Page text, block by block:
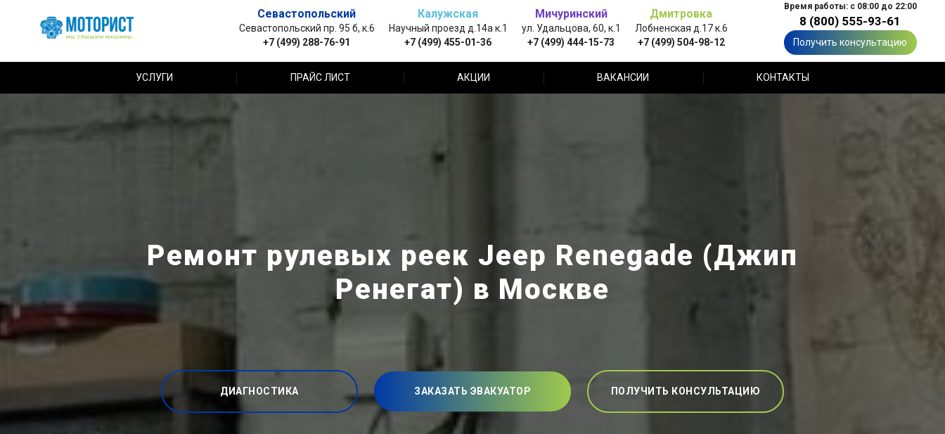
Севастопольский
Севастопольский пр. 95 б, к.6
+7 (499) 288-76-91
Калужская
Научный проезд д.14а к.1
+7 (499) 455-01-36
Мичуринский
ул. Удальцова, 60, к.1
+7 (499) 444-15-73
Дмитровка
Лобненская д.17 к.6
+7 (499) 504-98-12
Время работы: с 08:00 до 22:00
8 (800) 555-93-61
Получить консультацию
УСЛУГИ ПРАЙС ЛИСТ АКЦИИ ВАКАНСИИ КОНТАКТЫ
Ремонт рулевых реек Jeep Renegade (Джип
Ренегат) в Москве
ДИАГНОСТИКА ЗАКАЗАТЬ ЭВАКУАТОР ПОЛУЧИТЬ КОНСУЛЬТАЦИЮ